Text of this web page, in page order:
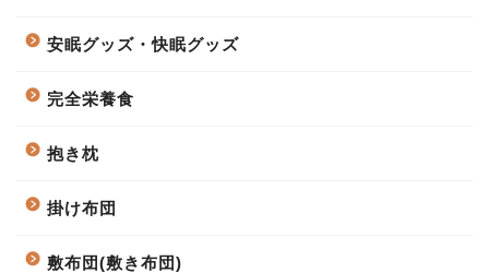
安眠グッズ・快眠グッズ
完全栄養食
抱き枕
掛け布団
敷布団(敷き布団)